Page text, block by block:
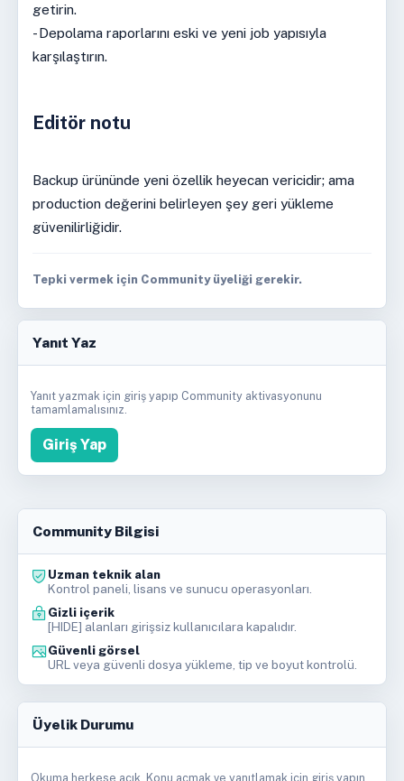
getirin.
- Depolama raporlarını eski ve yeni job yapısıyla
karşılaştırın.
Editör notu
Backup ürününde yeni özellik heyecan vericidir; ama
production değerini belirleyen şey geri yükleme
güvenilirliğidir.
Tepki vermek için Community üyeliği gerekir.
Yanıt Yaz
Yanıt yazmak için giriş yapıp Community aktivasyonunu
tamamlamalısınız.
Giriş Yap
Community Bilgisi
Uzman teknik alan
Kontrol paneli, lisans ve sunucu operasyonları.
Gizli içerik
[HIDE] alanları girişsiz kullanıcılara kapalıdır.
Güvenli görsel
URL veya güvenli dosya yükleme, tip ve boyut kontrolü.
Üyelik Durumu
Okuma herkese açık. Konu açmak ve yanıtlamak için giriş yapın.